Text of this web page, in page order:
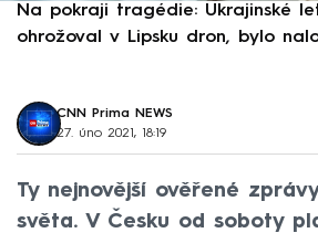
Na pokraji tragédie: Ukrajinské
ohrožoval v Lipsku dron, bylo
CNN Prima NEWS
27. úno 2021, 18:19
Ty nejnovější ověřené
světa. V Česku od soboty